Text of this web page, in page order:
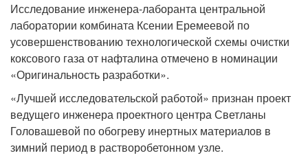
Исследование инженера-лаборанта центральной
лаборатории комбината Ксении Еремеевой по
усовершенствованию технологической схемы очистки
коксового газа от нафталина отмечено в номинации
«Оригинальность разработки».
«Лучшей исследовательской работой» признан проект
ведущего инженера проектного центра Светланы
Головашевой по обогреву инертных материалов в
зимний период в растворобетонном узле.